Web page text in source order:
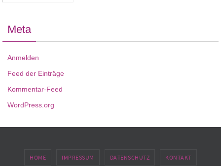
Meta
Anmelden
Feed der Einträge
Kommentar-Feed
WordPress.org
HOME IMPRESSUM DATENSCHUTZ KONTAKT